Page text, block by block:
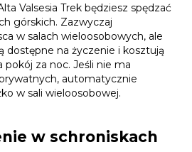
Valsesia Trek będziesz spędzać
górskich. Zazwyczaj
w salach wieloosobowych, ale
dostępne na życzenie i kosztują
za noc. Jeśli nie ma
automatycznie
w sali wieloosobowej.
w schroniskach